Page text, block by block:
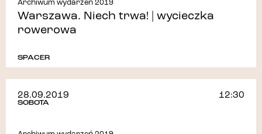
Archiwum wydarzeń 2019
Warszawa. Niech trwa! | wycieczka
rowerowa
SPACER
28.09.2019
SOBOTA
12:30